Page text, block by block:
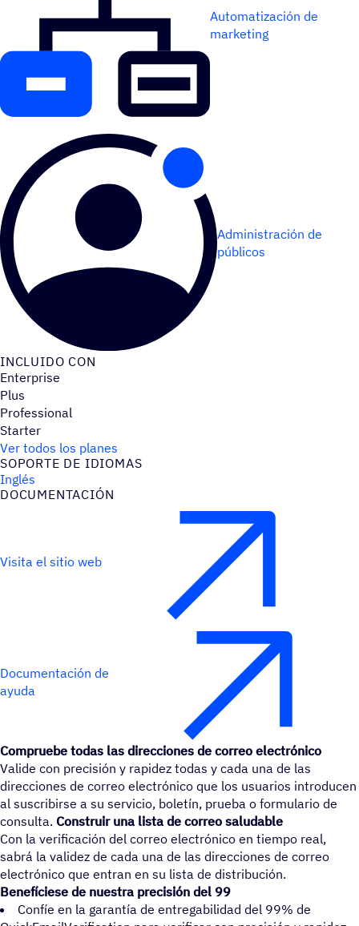
Automatización de
marketing
Administración de
públicos
INCLUIDO CON
Enterprise
Plus
Professional
Starter
Ver todos los planes
SOPORTE DE IDIOMAS
Inglés
DOCU­MEN­TA­CIÓN
Visita el sitio web
Documentación de
ayuda
Compruebe todas las direcciones de correo electrónico
Valide con precisión y rapidez todas y cada una de las
direcciones de correo electrónico que los usuarios introducen
al suscribirse a su servicio, boletín, prueba o formulario de
consulta. Construir una lista de correo saludable
Con la verificación del correo electrónico en tiempo real,
sabrá la validez de cada una de las direcciones de correo
electrónico que entran en su lista de distribución.
Benefíciese de nuestra precisión del 99
Confíe en la garantía de entregabilidad del 99% de